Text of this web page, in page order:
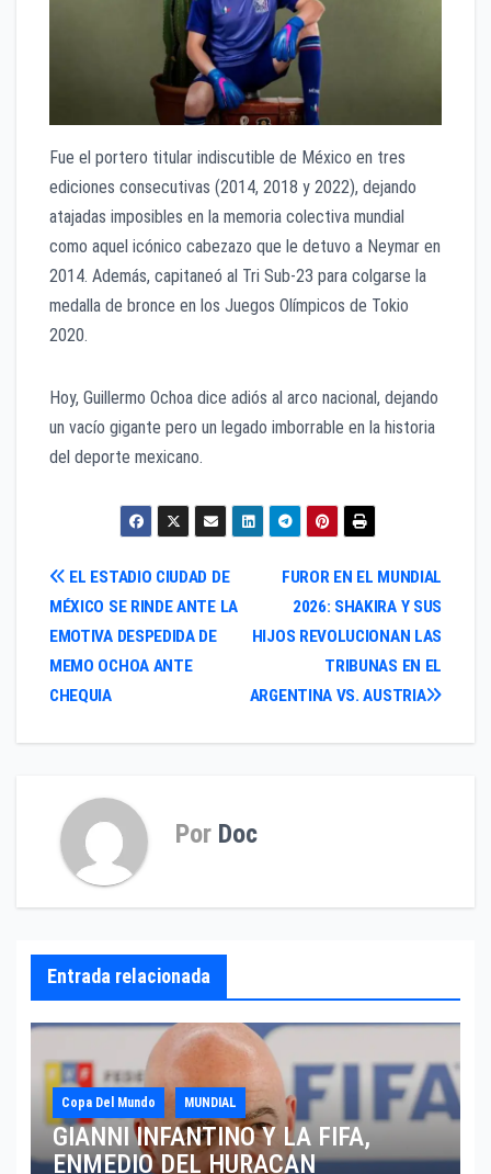
Fue el portero titular indiscutible de México en tres
ediciones consecutivas (2014, 2018 y 2022), dejando
atajadas imposibles en la memoria colectiva mundial
como aquel icónico cabezazo que le detuvo a Neymar en
2014. Además, capitaneó al Tri Sub-23 para colgarse la
medalla de bronce en los Juegos Olímpicos de Tokio
2020.
Hoy, Guillermo Ochoa dice adiós al arco nacional, dejando
un vacío gigante pero un legado imborrable en la historia
del deporte mexicano.
Navegación
de
entradas
FUROR EN EL MUNDIAL
2026: SHAKIRA Y SUS
HIJOS REVOLUCIONAN LAS
TRIBUNAS EN EL
ARGENTINA VS. AUSTRIA
EL ESTADIO CIUDAD DE
MÉXICO SE RINDE ANTE LA
EMOTIVA DESPEDIDA DE
MEMO OCHOA ANTE
CHEQUIA
Por Doc
Entrada relacionada
Copa Del Mundo MUNDIAL
GIANNI INFANTINO Y LA FIFA,
ENMEDIO DEL HURACAN